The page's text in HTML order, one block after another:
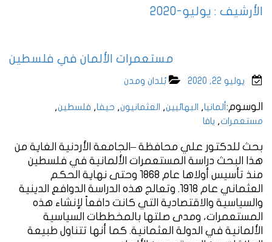
الأرشيف : يوليو-2020
مستعمرات الألمان في فلسطين
يوليو 22, 2020 بُلدان ومدن
الوسوم: ألمانيا, البهائيين, العثمانيون, حيفا, فلسطين,
مستعمرات, يافا
بحث للدكتور علي محافظة –الجامعة الأردنية الغاية من
هذا البحث دراسة المستعمرات الألمانية في فلسطين
منذ تأسيس أولاها عام 1868 وحتى نهاية الحكم
العثماني عام 1918. وتعالج هذه الدراسة الدوافع الدينية
والسياسية والاقتصادية التي كانت دافعاً لإنشاء هذه
المستعمرات، ومدى صلتها بالمخططات السياسية
الألمانية في الدولة العثمانية. كما أنها تتناول طبيعة